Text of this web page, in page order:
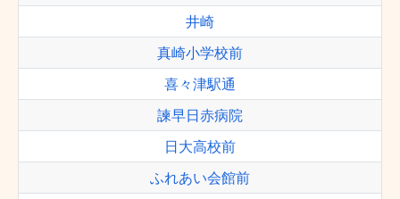
井崎
真崎小学校前
喜々津駅通
諫早日赤病院
日大高校前
ふれあい会館前